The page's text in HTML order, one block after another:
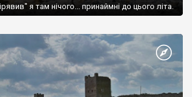
я там нічого... принаймні до цього літа.